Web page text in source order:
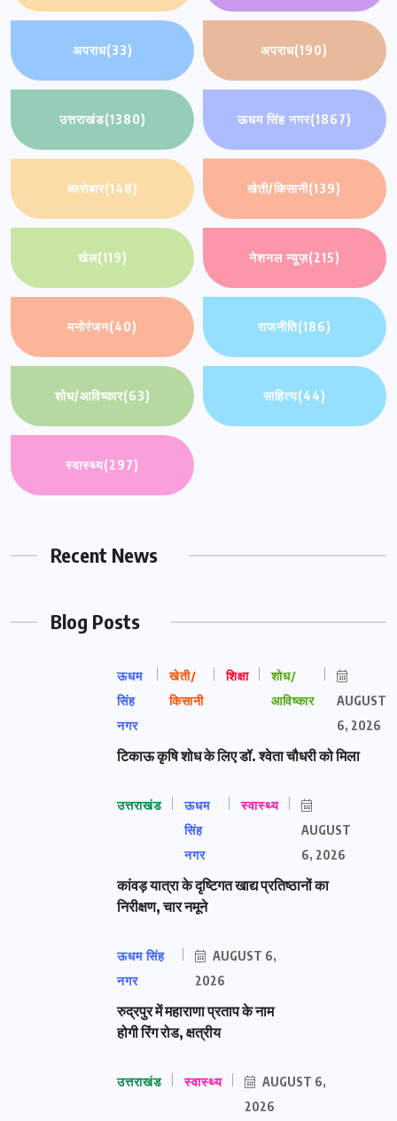
अपराध(33) अपराध(190)
उत्तराखंड(1380) ऊधम सिंह नगर(1867)
कारोबार(148) खेती/किसानी(139)
खेल(119) नेशनल न्यूज़(215)
मनोरंजन(40) राजनीति(186)
शोध/आविष्कार(63) साहित्य(44)
स्वास्थ्य(297)
Recent News
Blog Posts
ऊधम
सिंह
नगर
खेती/
किसानी
शिक्षा
शोध/
आविष्कार
AUGUST
6, 2026
टिकाऊ कृषि शोध के लिए डॉ. श्वेता चौधरी को मिला
उत्तराखंड
ऊधम
सिंह
नगर
स्वास्थ्य
AUGUST
6, 2026
कांवड़ यात्रा के दृष्टिगत खाद्य प्रतिष्ठानों का
निरीक्षण, चार नमूने
ऊधम सिंह
नगर
AUGUST 6,
2026
रुद्रपुर में महाराणा प्रताप के नाम
होगी रिंग रोड, क्षत्रीय
उत्तराखंड स्वास्थ्य
AUGUST 6,
2026